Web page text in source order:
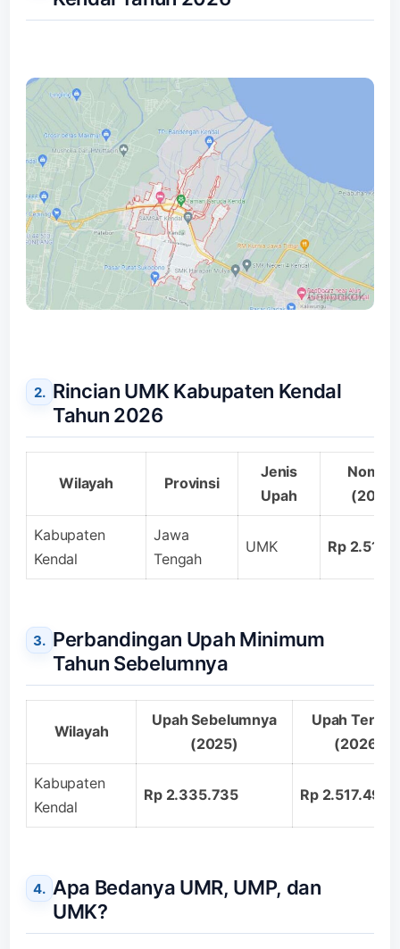
Rincian UMK Kabupaten Kendal
Tahun 2026
Wilayah Provinsi
Jenis
Upah
(2026)
Kabupaten
Kendal
Jawa
Tengah
UMK Rp
Perbandingan Upah Minimum
Tahun Sebelumnya
Wilayah
Upah Sebelumnya
(2025)
Upah
(2026)
Kabupaten
Kendal
Rp 2.335.735 Rp 2.517.495
Apa Bedanya UMR, UMP, dan
UMK?